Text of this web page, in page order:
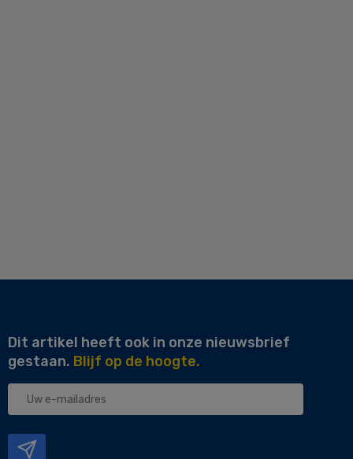
Dit artikel heeft ook in onze nieuwsbrief
gestaan. Blijf op de hoogte.
Uw